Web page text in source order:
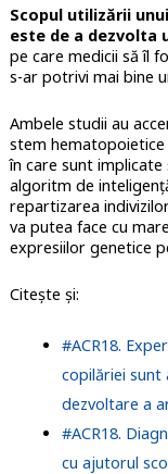
Scopul utilizării
este de a dezvolta
pe care medicii să îl
s-ar potrivi mai bine
Ambele studii au
stem hematopoietice
în care sunt
algoritm de
repartizarea
va putea face cu
expresiilor genetice
Citește și:
#ACR18.
copilăriei sunt
dezvoltare a
#ACR18.
cu ajutorul